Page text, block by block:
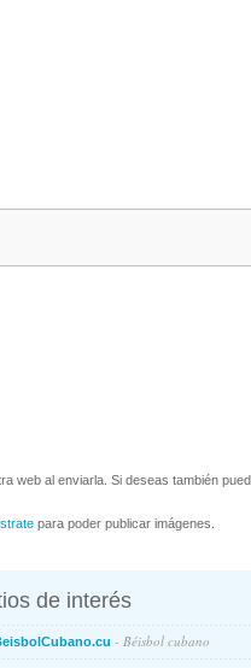
web al enviarla. Si deseas también
para poder publicar imágenes.
de interés
- Béisbol cubano